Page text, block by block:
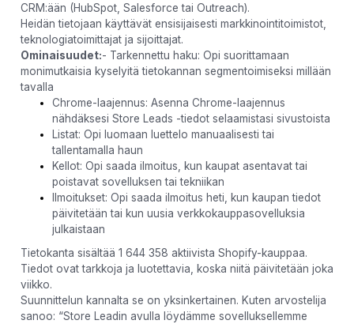
CRM:ään (HubSpot, Salesforce tai Outreach).
Heidän tietojaan käyttävät ensisijaisesti markkinointitoimistot,
teknologiatoimittajat ja sijoittajat.
Ominaisuudet:- Tarkennettu haku: Opi suorittamaan
monimutkaisia kyselyitä tietokannan segmentoimiseksi millään
tavalla
Chrome-laajennus: Asenna Chrome-laajennus
nähdäksesi Store Leads -tiedot selaamistasi sivustoista
Listat: Opi luomaan luettelo manuaalisesti tai
tallentamalla haun
Kellot: Opi saada ilmoitus, kun kaupat asentavat tai
poistavat sovelluksen tai tekniikan
Ilmoitukset: Opi saada ilmoitus heti, kun kaupan tiedot
päivitetään tai kun uusia verkkokauppasovelluksia
julkaistaan
Tietokanta sisältää 1 644 358 aktiivista Shopify-kauppaa.
Tiedot ovat tarkkoja ja luotettavia, koska niitä päivitetään joka
viikko.
Suunnittelun kannalta se on yksinkertainen. Kuten arvostelija
sanoo: “Store Leadin avulla löydämme sovelluksellemme